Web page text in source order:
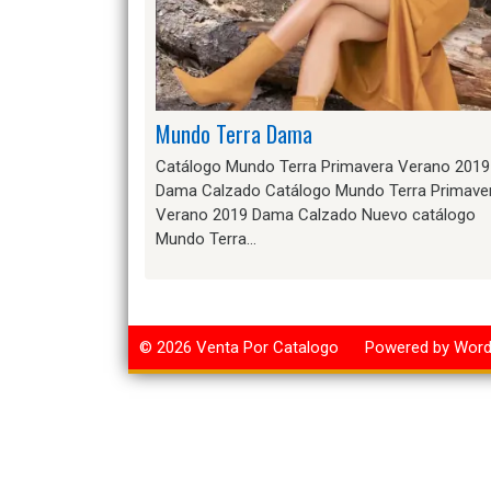
Mundo Terra Dama
Catálogo Mundo Terra Primavera Verano 2019
Dama Calzado Catálogo Mundo Terra
Verano 2019 Dama Calzado Nuevo catálogo
Mundo Terra…
© 2026 Venta Por Catalogo Powered by